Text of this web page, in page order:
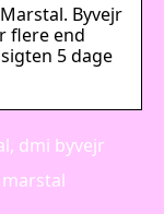
Byvejr
flere end
5 dage
dmi byvejr